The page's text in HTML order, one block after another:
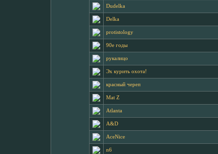
Dudelka
Delka
protistology
90е годы
рукалицо
Эх курить охота!
красный череп
Mat Z
Atlanta
A&D
AceNice
n6